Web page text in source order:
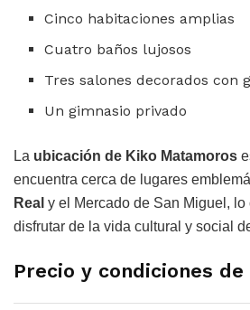
Cinco habitaciones amplias
Cuatro baños lujosos
Tres salones decorados con
Un gimnasio privado
La ubicación de Kiko Matamoros
encuentra cerca de lugares
Real y el Mercado de San Miguel, lo
disfrutar de la vida cultural y social
Precio y condiciones